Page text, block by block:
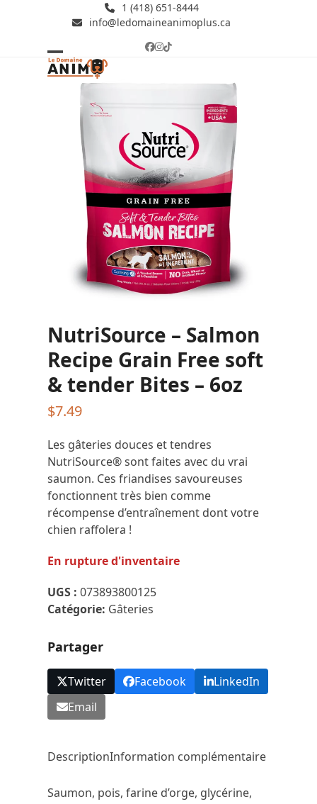
1 (418) 651-8444
info@ledomaineanimoplus.ca
Facebook
Instagram
Tiktok
Open
mobile
menu
Close
mobile
menu
NutriSource – Salmon
Recipe Grain Free soft
& tender Bites – 6oz
$7.49
Les gâteries douces et tendres
NutriSource® sont faites avec du vrai
saumon. Ces friandises savoureuses
fonctionnent très bien comme
récompense d’entraînement dont votre
chien raffolera !
En rupture d'inventaire
UGS :073893800125
Catégorie: Gâteries
Partager
Twitter Facebook
LinkedIn
Email
DescriptionInformation complémentaire
Saumon, pois, farine d’orge, glycérine,